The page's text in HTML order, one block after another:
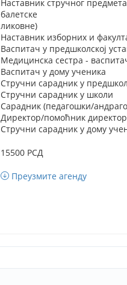
Наставник стручног
балетске
ликовне)
Наставник изборних и
Васпитач у предшколској
Медицинска сестра -
Васпитач у дому ученика
Стручни сарадник у
Стручни сарадник у школи
Сарадник (педагошки/
Директор/помоћник
Стручни сарадник у дому
15500 РСД
Преузмите агенду